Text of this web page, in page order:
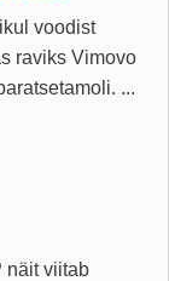
voodist
raviks Vimovo
...
näit viitab